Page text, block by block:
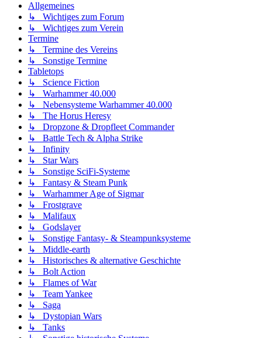
Allgemeines
↳ Wichtiges zum Forum
↳ Wichtiges zum Verein
Termine
↳ Termine des Vereins
↳ Sonstige Termine
Tabletops
↳ Science Fiction
↳ Warhammer 40.000
↳ Nebensysteme Warhammer 40.000
↳ The Horus Heresy
↳ Dropzone & Dropfleet Commander
↳ Battle Tech & Alpha Strike
↳ Infinity
↳ Star Wars
↳ Sonstige SciFi-Systeme
↳ Fantasy & Steam Punk
↳ Warhammer Age of Sigmar
↳ Frostgrave
↳ Malifaux
↳ Godslayer
↳ Sonstige Fantasy- & Steampunksysteme
↳ Middle-earth
↳ Historisches & alternative Geschichte
↳ Bolt Action
↳ Flames of War
↳ Team Yankee
↳ Saga
↳ Dystopian Wars
↳ Tanks